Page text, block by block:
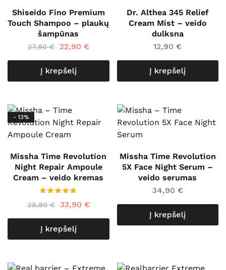
Shiseido Fino Premium
Touch Shampoo – plaukų
šampūnas
27,90€ 22,90 €
Į krepšelį
Dr. Althea 345 Relief
Cream Mist – veido
dulksna
12,90€
Į krepšelį
- 13%
Missha Time Revolution
Night Repair Ampoule
Cream – veido kremas
38,90€ 33,90 €
Į krepšelį
Missha Time Revolution
5X Face Night Serum –
veido serumas
34,90 €
Į krepšelį